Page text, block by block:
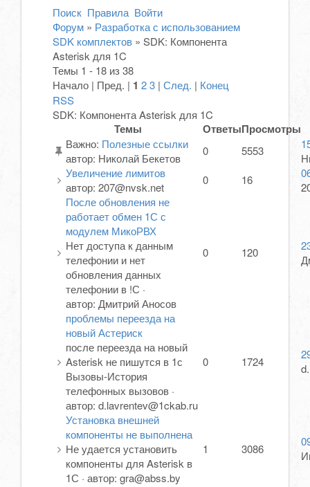
Поиск Правила Войти
Форум » Разработка с использованием
SDK комплектов » SDK: Компонента
Asterisk для 1C
Темы 1 - 18 из 38
Начало | Пред. | 1 23 | След. | Конец
RSS
SDK: Компонента Asterisk для 1C
Темы ОтветыПросмотры
Важно: Полезные ссылки
автор: Николай Бекетов
0 5553
Увеличение лимитов
автор: 207@nvsk.net
0 16
После обновления не
работает обмен 1С с
модулем МикоРВХ
Нет доступа к данным
телефонии и нет
обновления данных
телефонии в !С ·
автор: Дмитрий Аносов
0 120
проблемы переезда на
новый Астериск
после переезда на новый
Asterisk не пишутся в 1с
Вызовы-История
телефонных вызовов ·
автор: d.lavrentev@1ckab.ru
0 1724
Установка внешней
компоненты не выполнена
Не удается установить
компоненты для Asterisk в
1С · автор: gra@abss.by
1 3086